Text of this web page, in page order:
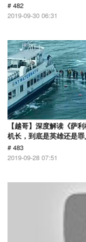
# 482
2019-09-30 06:31
【越哥】深度解读《萨
机长，到底是英雄还是罪
# 483
2019-09-28 07:51